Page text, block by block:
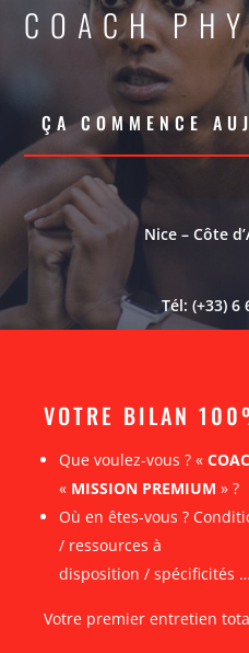
COACH
ÇA COMMENCE
Nice – Côte
Tél: (+33) 6
VOTRE BILAN
Que voulez-vous ? «
« MISSION PREMIUM » ?
Où en êtes-vous ?
/ ressources à
disposition / spécificités …
Votre premier entretien